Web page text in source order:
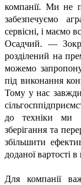
компанії. Ми не
забезпечуємо
сервісні, і маємо
Осадчий. —
розділений на
можемо
під виконання
Тому у нас
до техніки ми
зберігання та
збільшити
доданої вартості
Для компанії